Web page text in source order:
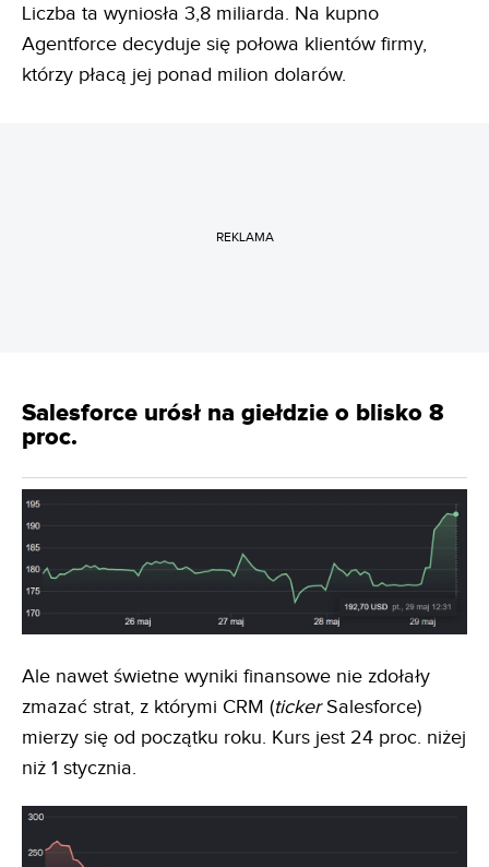
Liczba ta wyniosła 3,8 miliarda. Na kupno
Agentforce decyduje się połowa klientów firmy,
którzy płacą jej ponad milion dolarów.
REKLAMA
Salesforce urósł na giełdzie o blisko 8
proc.
Ale nawet świetne wyniki finansowe nie zdołały
zmazać strat, z którymi CRM (tickerSalesforce)
mierzy się od początku roku. Kurs jest 24 proc. niżej
niż 1 stycznia.